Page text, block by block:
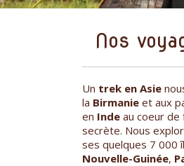
Nos
Un trek en Asie
la Birmanie et aux
en Inde au coeur
secrète. Nous
ses quelques 7 000
Nouvelle-Guinée,